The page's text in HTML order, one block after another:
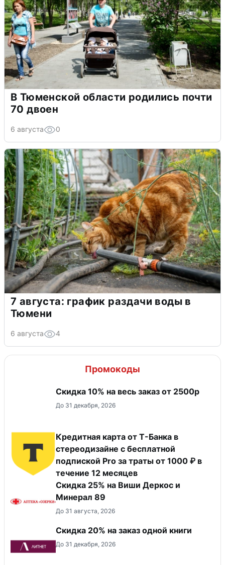
В Тюменской области родились почти
70 двоен
6 августа 0
7 августа: график раздачи воды в
Тюмени
6 августа 4
Промокоды
Скидка 10% на весь заказ от 2500р
До 31 декабря, 2026
Кредитная карта от Т-Банка в
стереодизайне с бесплатной
подпиской Pro за траты от 1000 ₽ в
течение 12 месяцев
Скидка 25% на Виши Деркос и
Минерал 89
До 31 августа, 2026
Скидка 20% на заказ одной книги
До 31 декабря, 2026